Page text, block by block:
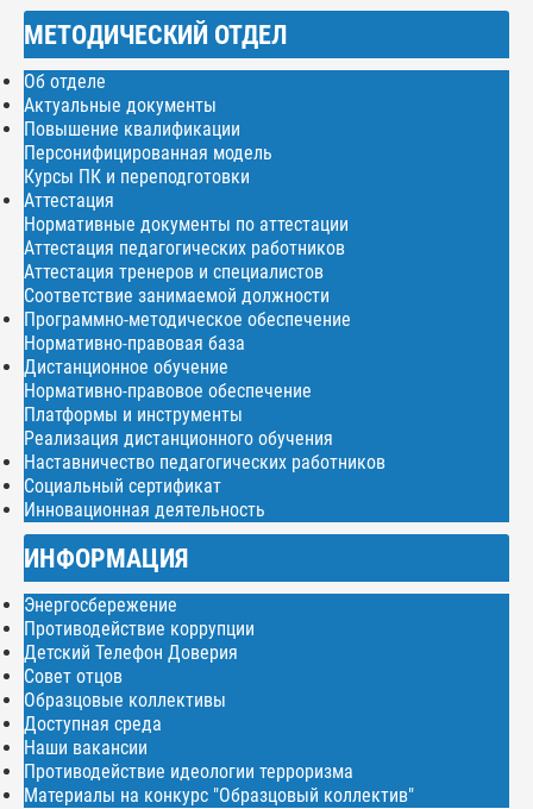
МЕТОДИЧЕСКИЙ ОТДЕЛ
Об отделе
Актуальные документы
Повышение квалификации
Персонифицированная модель
Курсы ПК и переподготовки
Аттестация
Нормативные документы по аттестации
Аттестация педагогических работников
Аттестация тренеров и специалистов
Соответствие занимаемой должности
Программно-методическое обеспечение
Нормативно-правовая база
Дистанционное обучение
Нормативно-правовое обеспечение
Платформы и инструменты
Реализация дистанционного обучения
Наставничество педагогических работников
Социальный сертификат
Инновационная деятельность
ИНФОРМАЦИЯ
Энергосбережение
Противодействие коррупции
Детский Телефон Доверия
Совет отцов
Образцовые коллективы
Доступная среда
Наши вакансии
Противодействие идеологии терроризма
Материалы на конкурс "Образцовый коллектив"